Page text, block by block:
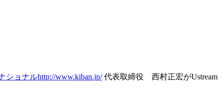
ショナルhttp://www.kiban.jp/代表取締役 西村正宏がUstream